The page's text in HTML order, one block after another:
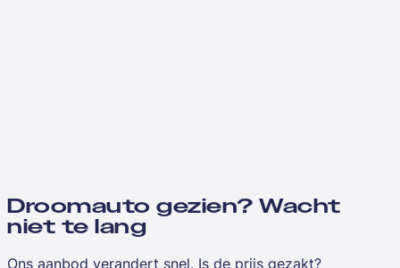
Droomauto gezien? Wacht
niet te lang
Ons aanbod verandert snel. Is de prijs gezakt?